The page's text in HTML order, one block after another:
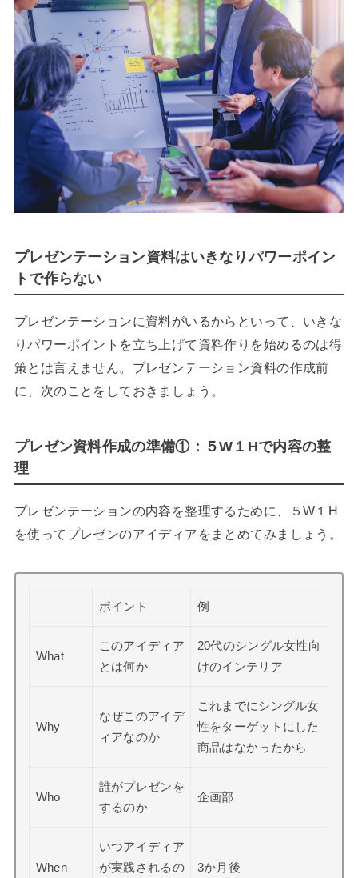
プレゼンテーション資料はいきなりパワーポイン
トで作らない
プレゼンテーションに資料がいるからといって、いきな
りパワーポイントを立ち上げて資料作りを始めるのは得
策とは言えません。プレゼンテーション資料の作成前
に、次のことをしておきましょう。
プレゼン資料作成の準備①：５W１Hで内容の整
理
プレゼンテーションの内容を整理するために、５W１H
を使ってプレゼンのアイディアをまとめてみましょう。
ポイント 例
What
このアイディア
とは何か
20代のシングル女性向
けのインテリア
Why
なぜこのアイデ
ィアなのか
これまでにシングル女
性をターゲットにした
商品はなかったから
Who
誰がプレゼンを
するのか
企画部
When
いつアイディア
が実践されるの
3か月後